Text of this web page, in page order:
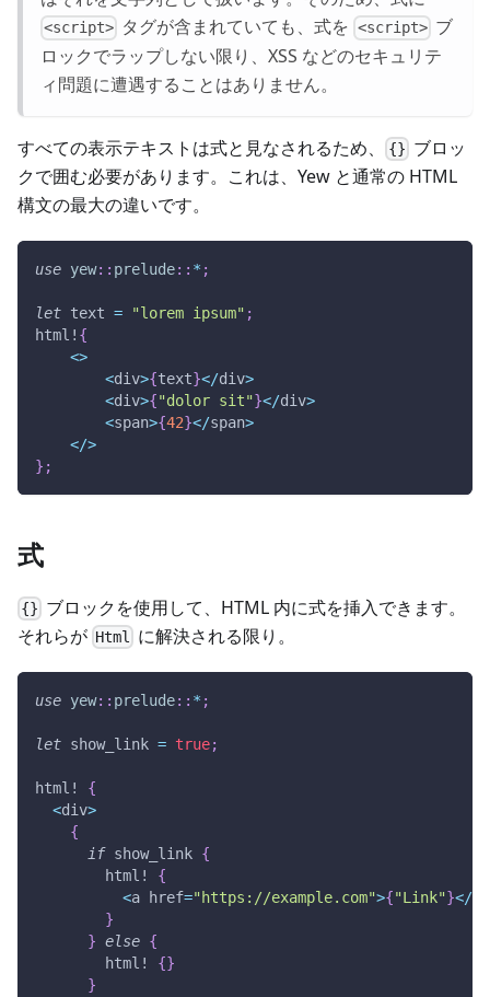
<script> タグが含まれていても、式を <script>ブ
ロックでラップしない限り、XSS などのセキュリテ
ィ問題に遭遇することはありません。
すべての表示テキストは式と見なされるため、 {} ブロッ
クで囲む必要があります。これは、Yew と通常の HTML
構文の最大の違いです。
use yew:: prelude:: * ;
let text = "lorem ipsum" ;
html! {
<>
<div>{text}</div>
<div>{"dolor sit"}</div>
<span>{42}</span>
</>
} ;
式
{} ブロックを使用して、HTML 内に式を挿入できます。
それらが Html に解決される限り。
use yew:: prelude:: * ;
let show_link = true;
html!
{
<div>
{
if show_link {
html!
{
<a href="https://example.com">{"Link"}</
}
} else {
html!
{}
}